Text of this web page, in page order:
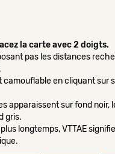
la carte avec 2 doigts.
pas les distances
camouflable en cliquant sur
apparaissent sur fond noir,
gris.
longtemps, VTTAE